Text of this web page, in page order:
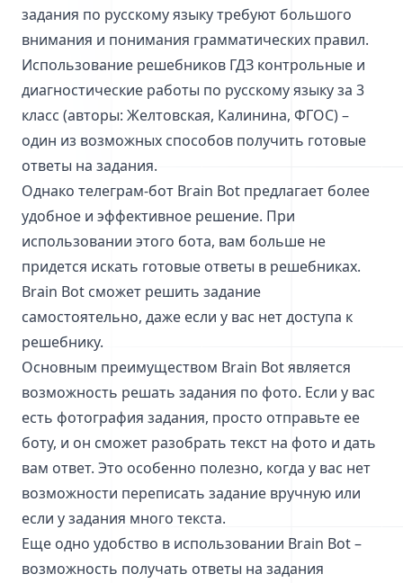
задания по русскому языку требуют большого
внимания и понимания грамматических правил.
Использование решебников ГДЗ контрольные и
диагностические работы по русскому языку за 3
класс (авторы: Желтовская, Калинина, ФГОС) –
один из возможных способов получить готовые
ответы на задания.
Однако телеграм-бот Brain Bot предлагает более
удобное и эффективное решение. При
использовании этого бота, вам больше не
придется искать готовые ответы в решебниках.
Brain Bot сможет решить задание
самостоятельно, даже если у вас нет доступа к
решебнику.
Основным преимуществом Brain Bot является
возможность решать задания по фото. Если у вас
есть фотография задания, просто отправьте ее
боту, и он сможет разобрать текст на фото и дать
вам ответ. Это особенно полезно, когда у вас нет
возможности переписать задание вручную или
если у задания много текста.
Еще одно удобство в использовании Brain Bot –
возможность получать ответы на задания